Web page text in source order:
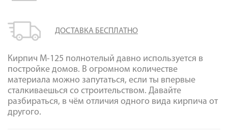
ДОСТАВКА БЕСПЛАТНО
Кирпич М-125 полнотелый давно используется в
постройке домов. В огромном количестве
материала можно запутаться, если ты впервые
сталкиваешься со строительством. Давайте
разбираться, в чём отличия одного вида кирпича от
другого.